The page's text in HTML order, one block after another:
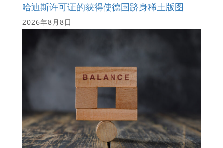
哈迪斯许可证的获得使德国跻身稀土版图
2026年8月8日